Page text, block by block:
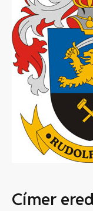
Címer